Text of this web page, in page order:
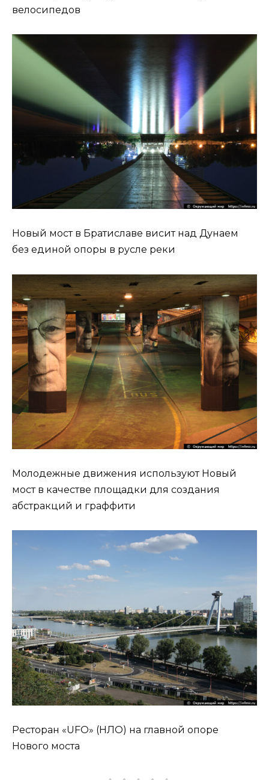
велосипедов
Новый мост в Братиславе висит над Дунаем
без единой опоры в русле реки
Молодежные движения используют Новый
мост в качестве площадки для создания
абстракций и граффити
Ресторан «UFO» (НЛО) на главной опоре
Нового моста